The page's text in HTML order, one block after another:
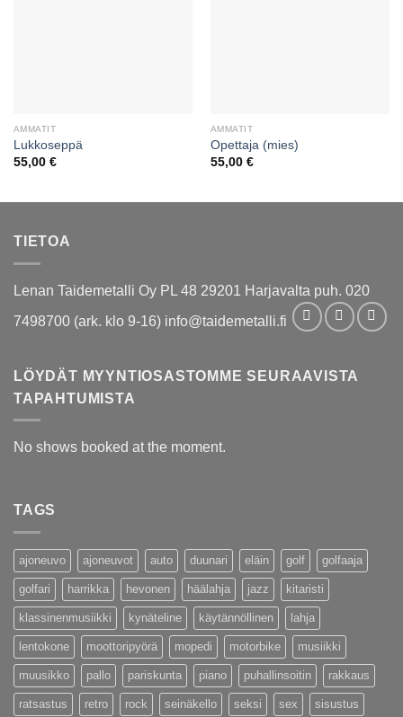
AMMATIT
Lukkoseppä
55,00 €
AMMATIT
Opettaja (mies)
55,00 €
TIETOA
Lenan Taidemetalli Oy PL 48 29201 Harjavalta puh. 020
7498700 (ark. klo 9-16) info@taidemetalli.fi
LÖYDÄT MYYNTIOSASTOMME SEURAAVISTA
TAPAHTUMISTA
No shows booked at the moment.
TAGS
ajoneuvo ajoneuvot auto duunari eläin golf golfaaja
golfari harrikka hevonen häälahja jazz kitaristi
klassinenmusiikki kynäteline käytännöllinen lahja
lentokone moottoripyörä mopedi motorbike musiikki
muusikko pallo pariskunta piano puhallinsoitin rakkaus
ratsastus retro rock seinäkello seksi sex sisustus